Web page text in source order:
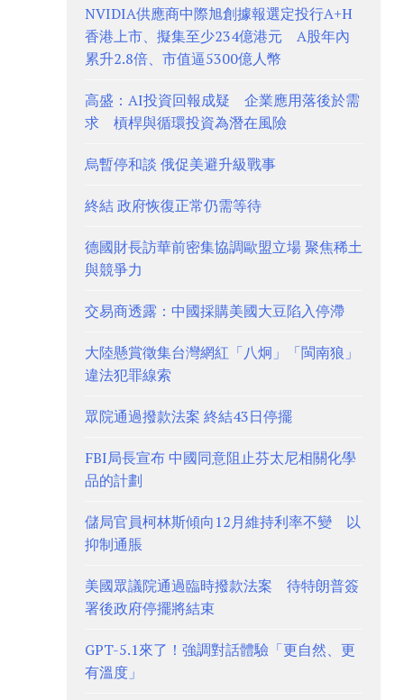
NVIDIA供應商中際旭創據報選定投行A+H
香港上市、擬集至少234億港元 A股年內
累升2.8倍、市值逼5300億人幣
高盛：AI投資回報成疑 企業應用落後於需
求 槓桿與循環投資為潛在風險
烏暫停和談 俄促美避升級戰事
終結 政府恢復正常仍需等待
德國財長訪華前密集協調歐盟立場 聚焦稀土
與競爭力
交易商透露：中國採購美國大豆陷入停滯
大陸懸賞徵集台灣網紅「八炯」「閩南狼」
違法犯罪線索
眾院通過撥款法案 終結43日停擺
FBI局長宣布 中國同意阻止芬太尼相關化學
品的計劃
儲局官員柯林斯傾向12月維持利率不變 以
抑制通脹
美國眾議院通過臨時撥款法案 待特朗普簽
署後政府停擺將結束
GPT-5.1來了！強調對話體驗「更自然、更
有溫度」